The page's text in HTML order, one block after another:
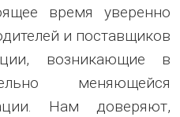
время уверенно
и поставщиков
возникающие в
меняющейся
Нам доверяют,